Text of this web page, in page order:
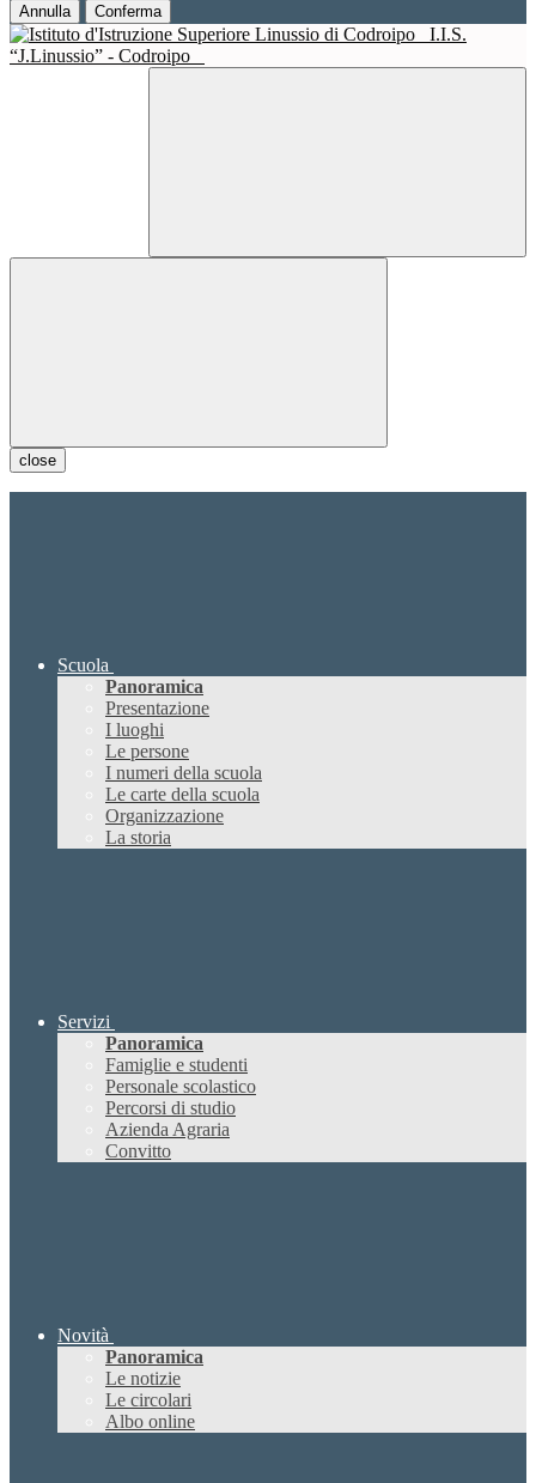
Annulla Conferma
I.I.S.
“J.Linussio” - Codroipo
close
Scuola
Panoramica
Presentazione
I luoghi
Le persone
I numeri della scuola
Le carte della scuola
Organizzazione
La storia
Servizi
Panoramica
Famiglie e studenti
Personale scolastico
Percorsi di studio
Azienda Agraria
Convitto
Novità
Panoramica
Le notizie
Le circolari
Albo online